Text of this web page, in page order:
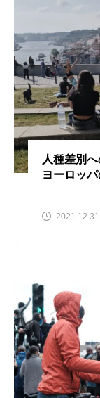
人種差別
ヨーロッ
2021.12.31